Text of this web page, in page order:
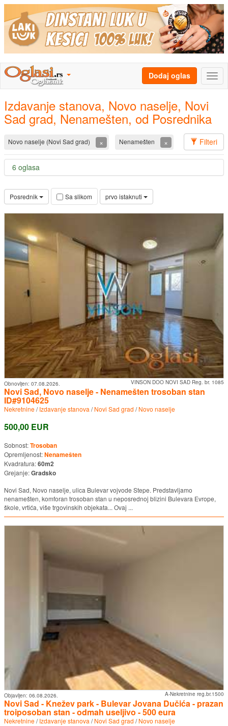
Dodaj oglas
Izdavanje stanova, Novo naselje, Novi
Sad grad, Nenamešten, od Posrednika
Filteri
Novo naselje (Novi Sad grad) × Nenamešten ×
6 oglasa
Posrednik Sa slikom prvo istaknuti
VINSON DOO NOVI SAD Reg. br. 1085
Obnovljen: 07.08.2026.
Novi Sad, Novo naselje - Nenamešten trosoban stan
ID#9104625
Nekretnine/Izdavanje stanova /Novi Sad grad /Novo naselje
500,00 EUR
Sobnost:Trosoban
Opremljenost:Nenamešten
Kvadratura:60m2
Grejanje:Gradsko
Novi Sad, Novo naselje, ulica Bulevar vojvode Stepe. Predstavljamo
nenamešten, komforan trosoban stan u neposrednoj blizini Bulevara Evrope,
škole, vrtića, više trgovinskih objekata... Ovaj ...
A-Nekretnine reg.br.1500
Objavljen: 06.08.2026.
Novi Sad - Knežev park - Bulevar Jovana Dučića - prazan
troiposoban stan - odmah useljivo - 500 eura
Nekretnine/Izdavanje stanova /Novi Sad grad /Novo naselje